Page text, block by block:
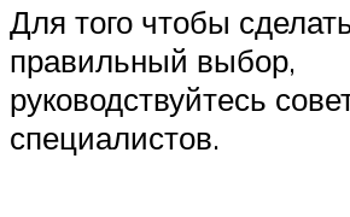
Для того чтобы
правильный выбор,
руководствуйтесь
специалистов.